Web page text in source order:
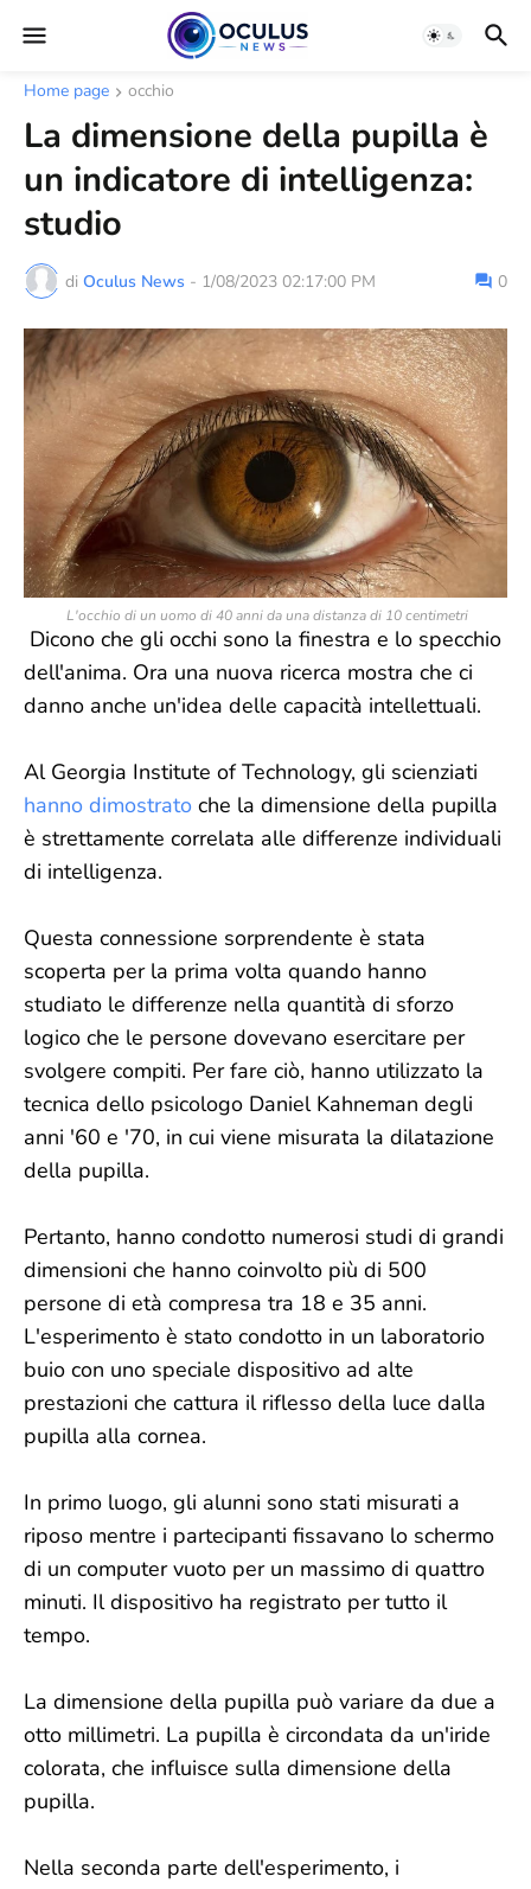
Home page occhio
La dimensione della pupilla è
un indicatore di intelligenza:
studio
di Oculus News - 1/08/2023 02:17:00 PM 0
L'occhio di un uomo di 40 anni da una distanza di 10 centimetri
Dicono che gli occhi sono la finestra e lo specchio
dell'anima. Ora una nuova ricerca mostra che ci
danno anche un'idea delle capacità intellettuali.
Al Georgia Institute of Technology, gli scienziati
hanno dimostrato che la dimensione della pupilla
è strettamente correlata alle differenze individuali
di intelligenza.
Questa connessione sorprendente è stata
scoperta per la prima volta quando hanno
studiato le differenze nella quantità di sforzo
logico che le persone dovevano esercitare per
svolgere compiti. Per fare ciò, hanno utilizzato la
tecnica dello psicologo Daniel Kahneman degli
anni '60 e '70, in cui viene misurata la dilatazione
della pupilla.
Pertanto, hanno condotto numerosi studi di grandi
dimensioni che hanno coinvolto più di 500
persone di età compresa tra 18 e 35 anni.
L'esperimento è stato condotto in un laboratorio
buio con uno speciale dispositivo ad alte
prestazioni che cattura il riflesso della luce dalla
pupilla alla cornea.
In primo luogo, gli alunni sono stati misurati a
riposo mentre i partecipanti fissavano lo schermo
di un computer vuoto per un massimo di quattro
minuti. Il dispositivo ha registrato per tutto il
tempo.
La dimensione della pupilla può variare da due a
otto millimetri. La pupilla è circondata da un'iride
colorata, che influisce sulla dimensione della
pupilla.
Nella seconda parte dell'esperimento, i